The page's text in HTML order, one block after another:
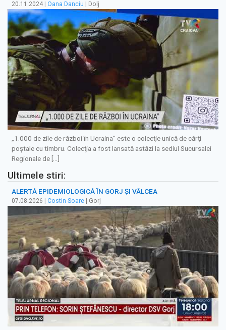
20.11.2024 Oana Danciu | Dolj
„1.000 de zile de război în Ucraina” este o colecţie unică de cărți
poștale cu timbru. Colecţia a fost lansată astăzi la sediul Sucursalei
Regionale de […]
Ultimele stiri:
ALERTĂ EPIDEMIOLOGICĂ ÎN GORJ ȘI VÂLCEA
07.08.2026 Costin Soare | Gorj